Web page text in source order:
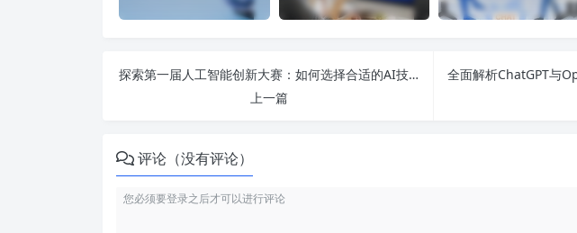
探索第一届人工智能创新大赛：如何选择合适的AI技术应用与学习路线！
上一篇
评论（没有评论）